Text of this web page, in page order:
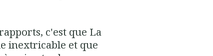
c'est que La
inextricable et que